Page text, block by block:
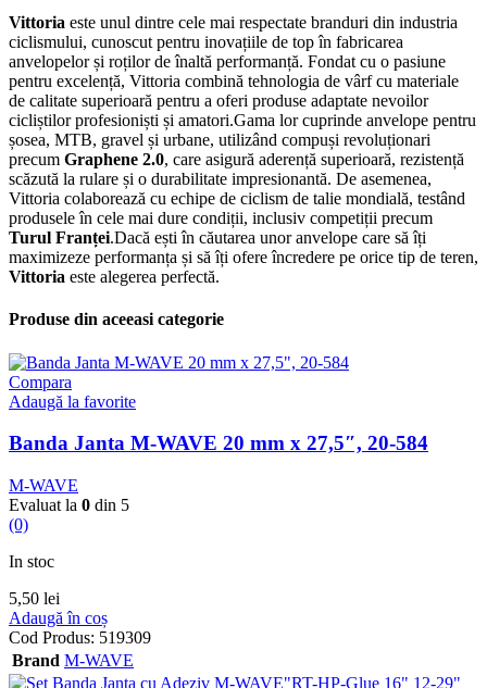
Vittoria este unul dintre cele mai respectate branduri din industria
ciclismului, cunoscut pentru inovațiile de top în fabricarea
anvelopelor și roților de înaltă performanță. Fondat cu o pasiune
pentru excelență, Vittoria combină tehnologia de vârf cu materiale
de calitate superioară pentru a oferi produse adaptate nevoilor
cicliștilor profesioniști și amatori.Gama lor cuprinde anvelope pentru
șosea, MTB, gravel și urbane, utilizând compuși revoluționari
precum Graphene 2.0, care asigură aderență superioară, rezistență
scăzută la rulare și o durabilitate impresionantă. De asemenea,
Vittoria colaborează cu echipe de ciclism de talie mondială, testând
produsele în cele mai dure condiții, inclusiv competiții precum
Turul Franței.Dacă ești în căutarea unor anvelope care să îți
maximizeze performanța și să îți ofere încredere pe orice tip de teren,
Vittoria este alegerea perfectă.
Produse din aceeasi categorie
Compara
Adaugă la favorite
Banda Janta M-WAVE 20 mm x 27,5″, 20-584
M-WAVE
Evaluat la 0 din 5
(0)
In stoc
5,50 lei
Adaugă în coș
Cod Produs: 519309
Brand M-WAVE